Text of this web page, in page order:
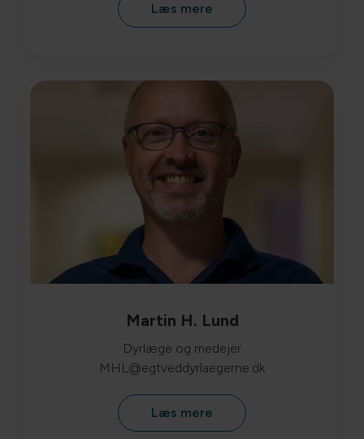
Læs mere
Martin H. Lund
Dyrlæge og medejer
MHL@egtveddyrlaegerne.dk
Læs mere